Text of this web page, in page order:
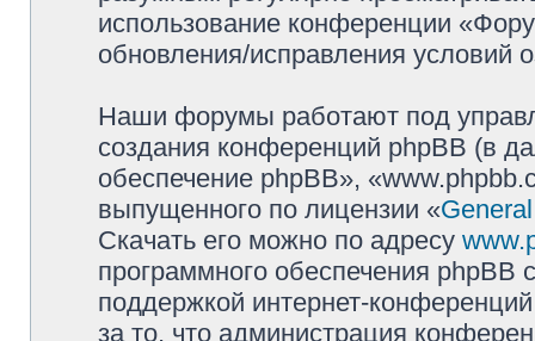
использование конференции
обновления/исправления условий
Наши форумы работают под
создания конференций phpBB (в
обеспечение phpBB»,
выпущенного по лицензии «
Скачать его можно по адресу
программного обеспечения phpBB
поддержкой интернет-
за то, что администрация